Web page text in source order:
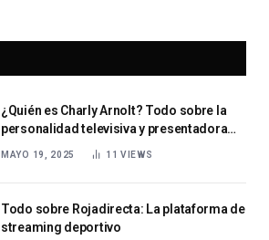
¿Quién es Charly Arnolt? Todo sobre la
personalidad televisiva y presentadora
MAYO 19, 2025 11 VIEWS
Todo sobre Rojadirecta: La plataforma de
streaming deportivo